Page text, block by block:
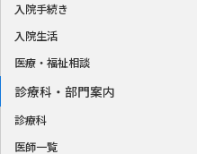
入院手続き
入院生活
医療・福祉相談
診療科・部門案内
診療科
医師一覧